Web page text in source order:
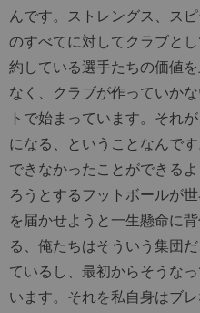
んです。ストレングス、ス
のすべてに対してクラブと
約している選手たちの価値
なく、クラブが作っていか
トで始まっています。それ
になる、ということなんで
できなかったことができる
ろうとするフットボールが
を届かせようと一生懸命に
る、俺たちはそういう集団
ているし、最初からそうな
います。それを私自身はブ